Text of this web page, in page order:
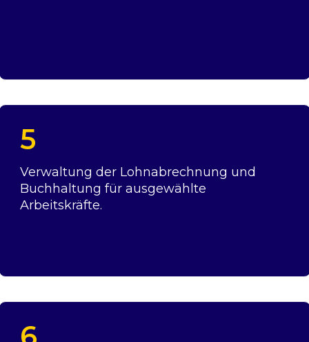
5
Verwaltung der Lohnabrechnung und
Buchhaltung für ausgewählte
Arbeitskräfte.